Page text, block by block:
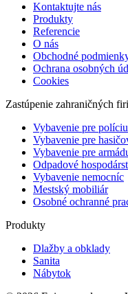
Kontaktujte nás
Produkty
Referencie
O nás
Obchodné
Ochrana osobných
Cookies
Zastúpenie zahraničných
Vybavenie pre políciu
Vybavenie pre
Vybavenie pre
Odpadové
Vybavenie nemocníc
Mestský mobiliár
Osobné ochranné
Produkty
Dlažby a obklady
Sanita
Nábytok